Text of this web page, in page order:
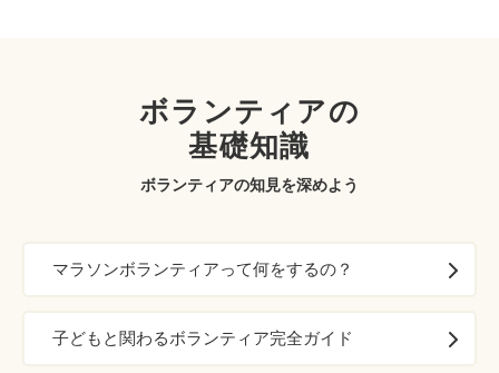
ボランティアの
基礎知識
ボランティアの知見を深めよう
マラソンボランティアって何をするの？
子どもと関わるボランティア完全ガイド